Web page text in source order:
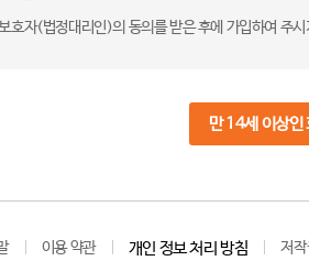
호자(법정대리인)의 동의를 받은 후에 가입하여 주
만 14세 이상인
이용 약관 개인 정보 처리 방침 저